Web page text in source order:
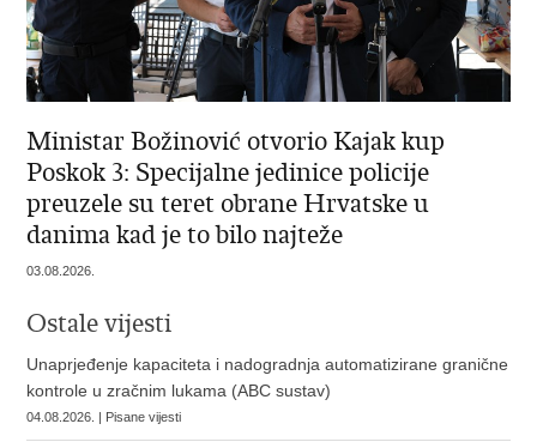
Ministar Božinović otvorio Kajak kup
Poskok 3: Specijalne jedinice policije
preuzele su teret obrane Hrvatske u
danima kad je to bilo najteže
03.08.2026.
Ostale vijesti
Unaprjeđenje kapaciteta i nadogradnja automatizirane granične
kontrole u zračnim lukama (ABC sustav)
04.08.2026. | Pisane vijesti